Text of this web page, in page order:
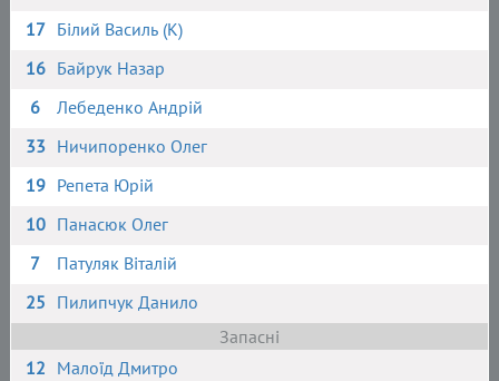
17 Білий Василь (К)
16 Байрук Назар
6
Лебеденко Андрій
33 Ничипоренко Олег
19 Репета Юрій
10 Панасюк Олег
7
Патуляк Віталій
25 Пилипчук Данило
Запасні
12 Малоїд Дмитро